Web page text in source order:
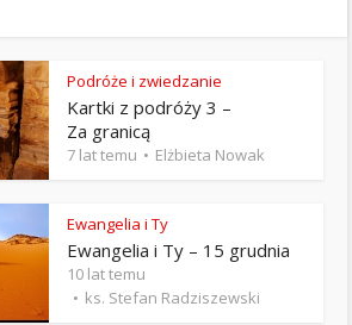
Podróże i zwiedzanie
Kartki z podróży 3 –
Za granicą
7 lat temu Elżbieta Nowak
Ewangelia i Ty
Ewangelia i Ty – 15 grudnia
10 lat temu
ks. Stefan Radziszewski
Ewangelia i Ty – 27 grudnia